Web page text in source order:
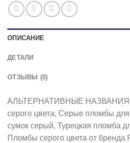
ОПИСАНИЕ
ДЕТАЛИ
ОТЗЫВЫ (0)
АЛЬТЕРНАТИВНЫЕ НАЗВАНИЯ:
серого цвета, Серые пломбы
сумок серый, Турецкая пломба
Пломбы серого цвета от бренда